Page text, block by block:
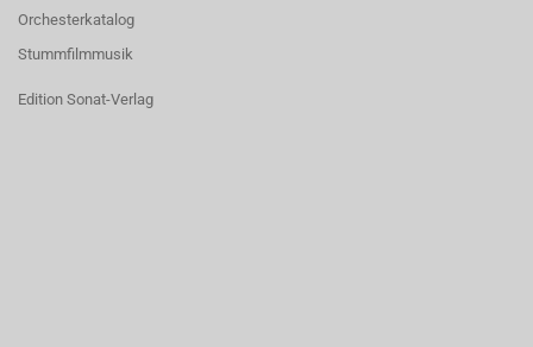
Orchesterkatalog
Stummfilmmusik
Edition Sonat-Verlag